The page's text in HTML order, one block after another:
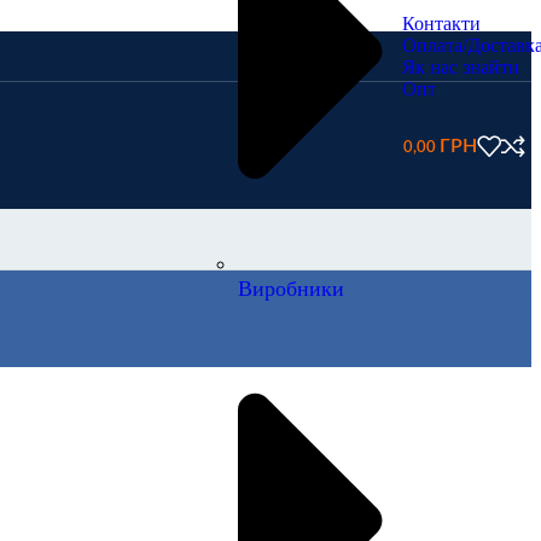
Виробники
Контакти
Оплата/
Як нас знайти
Опт
0,00